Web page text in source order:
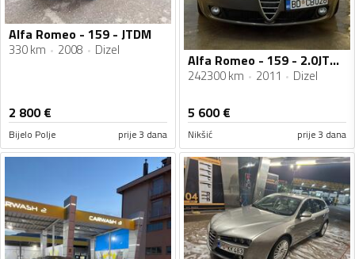
Alfa Romeo - 159 - JTDM
330 km 2008 Dizel
2 800€
Bijelo Polje prije 3 dana
Alfa Romeo - 159 - 2.0JTDm
242300 km 2011 Dizel
5 600€
Nikšić prije 3 dana